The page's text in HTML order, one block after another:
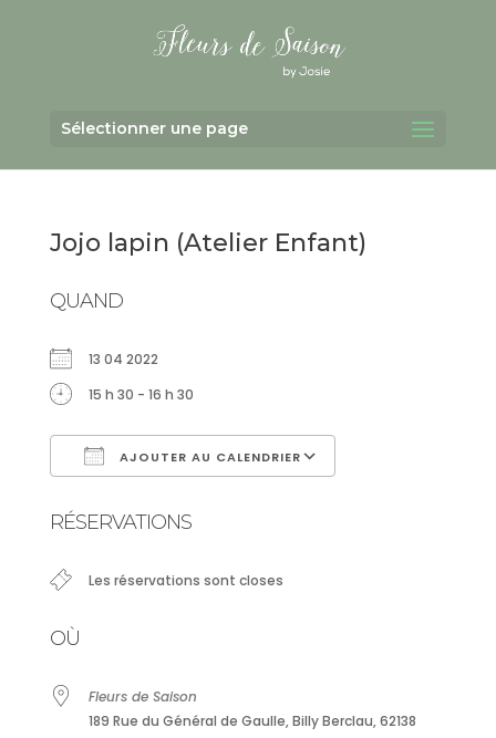
Sélectionner une page
Jojo lapin (Atelier Enfant)
QUAND
13 04 2022
15 h 30 - 16 h 30
AJOUTER AU CALENDRIER
RÉSERVATIONS
Les réservations sont closes
OÙ
Fleurs de Saison
189 Rue du Général de Gaulle, Billy Berclau, 62138